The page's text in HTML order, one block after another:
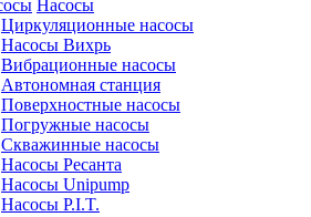
Насосы
Циркуляционные насосы
Насосы Вихрь
Вибрационные насосы
Автономная станция
Поверхностные насосы
Погружные насосы
Скважинные насосы
Насосы Ресанта
Насосы Unipump
Насосы P.I.T.